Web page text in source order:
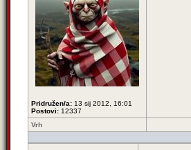
Pridružen/a: 13 sij 2012, 16:01
Postovi: 12337
Vrh